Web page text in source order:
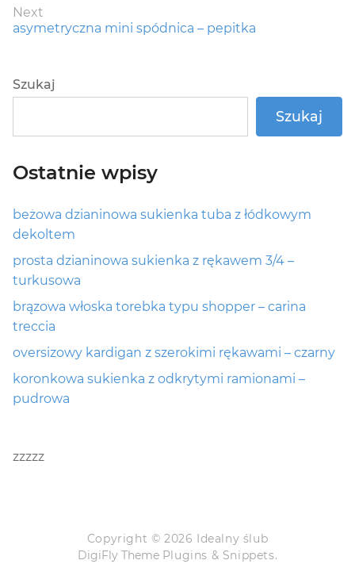
Next
Next
asymetryczna mini spódnica – pepitka
Szukaj
Szukaj
Ostatnie wpisy
beżowa dzianinowa sukienka tuba z łódkowym
dekoltem
prosta dzianinowa sukienka z rękawem 3/4 –
turkusowa
brązowa włoska torebka typu shopper – carina
treccia
oversizowy kardigan z szerokimi rękawami – czarny
koronkowa sukienka z odkrytymi ramionami –
pudrowa
zzzzz
Copyright © 2026 Idealny ślub
DigiFly Theme Plugins & Snippets.